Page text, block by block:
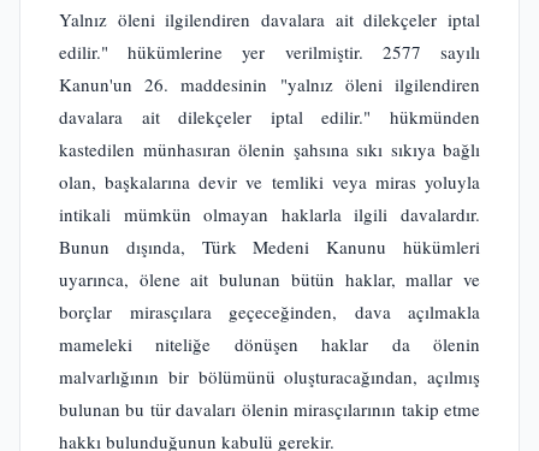
Yalnız öleni ilgilendiren davalara ait dilekçeler iptal
edilir." hükümlerine yer verilmiştir. 2577 sayılı
Kanun'un 26. maddesinin "yalnız öleni ilgilendiren
davalara ait dilekçeler iptal edilir." hükmünden
kastedilen münhasıran ölenin şahsına sıkı sıkıya bağlı
olan, başkalarına devir ve temliki veya miras yoluyla
intikali mümkün olmayan haklarla ilgili davalardır.
Bunun dışında, Türk Medeni Kanunu hükümleri
uyarınca, ölene ait bulunan bütün haklar, mallar ve
borçlar mirasçılara geçeceğinden, dava açılmakla
mameleki niteliğe dönüşen haklar da ölenin
malvarlığının bir bölümünü oluşturacağından, açılmış
bulunan bu tür davaları ölenin mirasçılarının takip etme
hakkı bulunduğunun kabulü gerekir.